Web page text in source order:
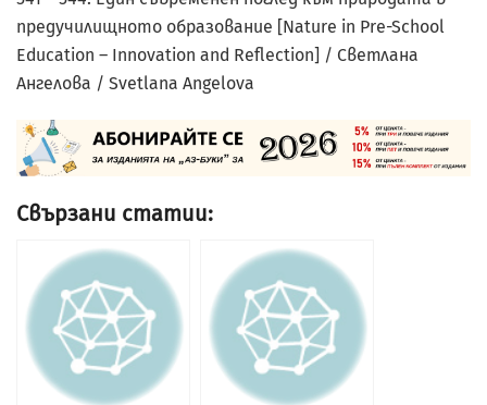
предучилищното образование [Nature in Pre-School
Education – Innovation and Reflection] / Светлана
Ангелова / Svetlana Angelova
Свързани статии: